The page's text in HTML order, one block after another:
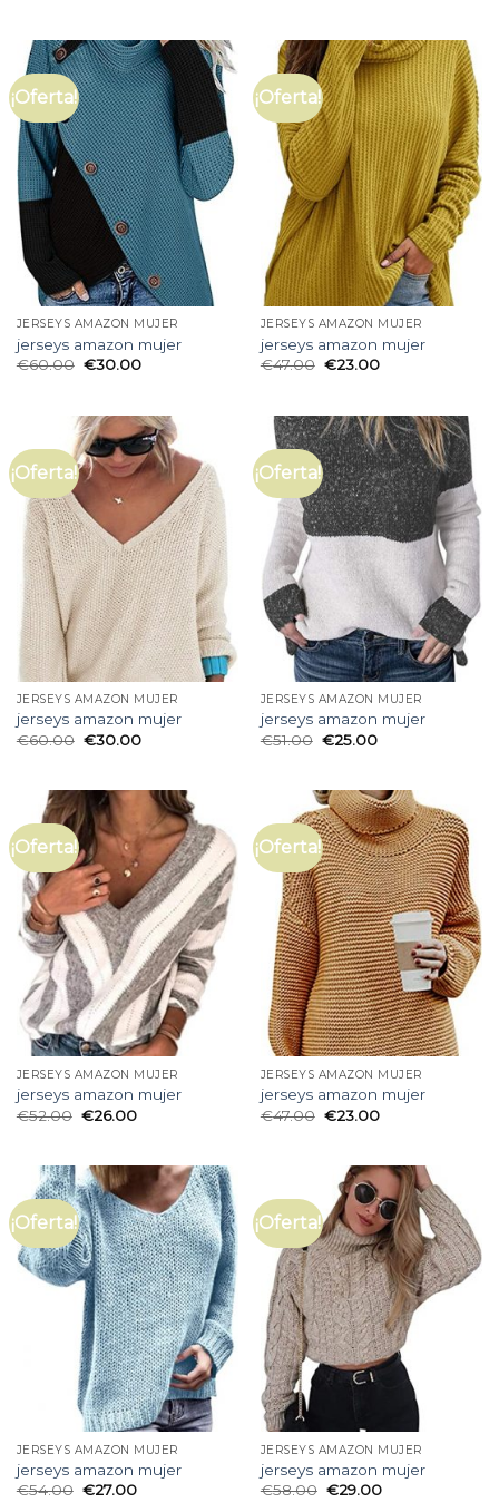
¡Oferta!
JERSEYS AMAZON MUJER
jerseys amazon mujer
€60.00 €30.00
¡Oferta!
JERSEYS AMAZON MUJER
jerseys amazon mujer
€47.00 €23.00
¡Oferta!
JERSEYS AMAZON MUJER
jerseys amazon mujer
€60.00 €30.00
¡Oferta!
JERSEYS AMAZON MUJER
jerseys amazon mujer
€51.00 €25.00
¡Oferta!
JERSEYS AMAZON MUJER
jerseys amazon mujer
€52.00 €26.00
¡Oferta!
JERSEYS AMAZON MUJER
jerseys amazon mujer
€47.00 €23.00
¡Oferta!
JERSEYS AMAZON MUJER
jerseys amazon mujer
€54.00 €27.00
¡Oferta!
JERSEYS AMAZON MUJER
jerseys amazon mujer
€58.00 €29.00